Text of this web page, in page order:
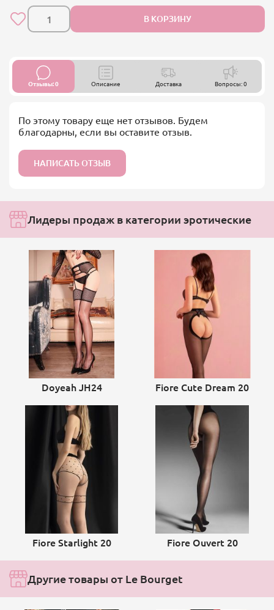
В КОРЗИНУ
Отзывы: 0 Описание Доставка Вопросы: 0
По этому товару еще нет отзывов. Будем
благодарны, если вы оставите отзыв.
НАПИСАТЬ ОТЗЫВ
Лидеры продаж в категории эротические
Doyeah JH24 Fiore Cute Dream 20
Fiore Starlight 20 Fiore Ouvert 20
Другие товары от Le Bourget